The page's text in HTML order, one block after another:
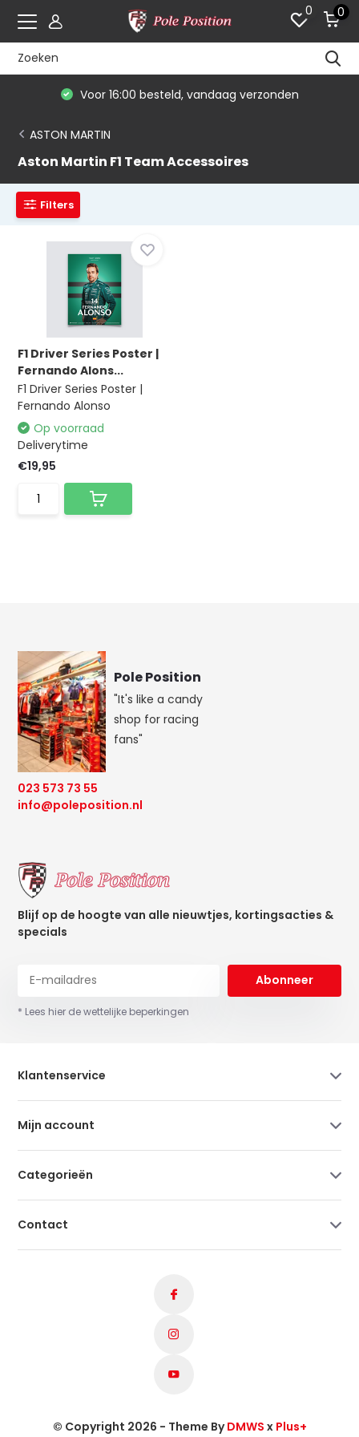
0 0
Voor 16:00 besteld, vandaag verzonden
ASTON MARTIN
Aston Martin F1 Team Accessoires
Filters
F1 Driver Series Poster |
Fernando Alons...
F1 Driver Series Poster |
Fernando Alonso
Op voorraad
Deliverytime
€19,95
Pole Position
"It's like a candy
shop for racing
fans"
023 573 73 55
info@poleposition.nl
Blijf op de hoogte van alle nieuwtjes, kortingsacties &
specials
Abonneer
* Lees hier de wettelijke beperkingen
Klantenservice
Mijn account
Categorieën
Contact
© Copyright 2026 - Theme ByDMWS x Plus+